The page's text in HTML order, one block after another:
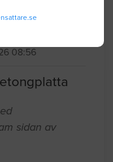
08:56
sidan av